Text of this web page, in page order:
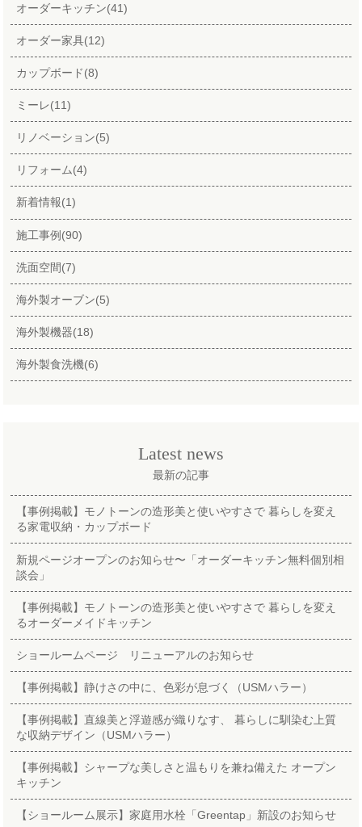
オーダーキッチン(41)
オーダー家具(12)
カップボード(8)
ミーレ(11)
リノベーション(5)
リフォーム(4)
新着情報(1)
施工事例(90)
洗面空間(7)
海外製オーブン(5)
海外製機器(18)
海外製食洗機(6)
Latest news
最新の記事
【事例掲載】モノトーンの造形美と使いやすさで 暮らしを変え
る家電収納・カップボード
新規ページオープンのお知らせ〜「オーダーキッチン無料個別相
談会」
【事例掲載】モノトーンの造形美と使いやすさで 暮らしを変え
るオーダーメイドキッチン
ショールームページ リニューアルのお知らせ
【事例掲載】静けさの中に、色彩が息づく（USMハラー）
【事例掲載】直線美と浮遊感が織りなす、 暮らしに馴染む上質
な収納デザイン（USMハラー）
【事例掲載】シャープな美しさと温もりを兼ね備えた オープン
キッチン
【ショールーム展示】家庭用水栓「Greentap」新設のお知らせ